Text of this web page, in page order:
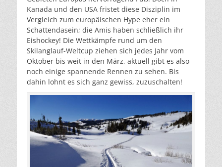
Kanada und den USA fristet diese Disziplin im
Vergleich zum europäischen Hype eher ein
Schattendasein; die Amis haben schließlich ihr
Eishockey! Die Wettkämpfe rund um den
Skilanglauf-Weltcup ziehen sich jedes Jahr vom
Oktober bis weit in den März, aktuell gibt es also
noch einige spannende Rennen zu sehen. Bis
dahin lohnt es sich ganz gewiss, zuzuschalten!